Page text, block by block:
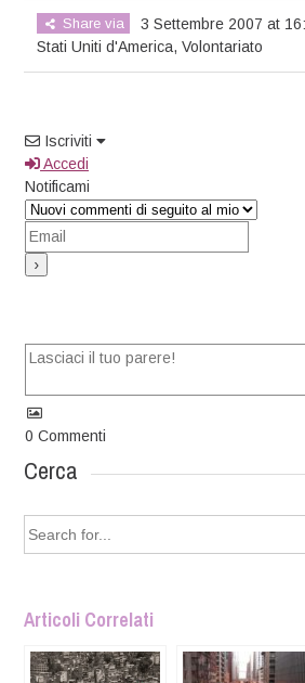
Share via
3 Settembre 2007 at
Stati Uniti d'America,Volontariato
Iscriviti
Accedi
Notificami
0 Commenti
Cerca
Search
for:
Articoli Correlati